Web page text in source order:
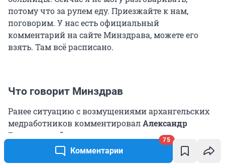
Комментарии
75
потому что за рулем еду. Приезжайте к нам,
поговорим. У нас есть официальный
комментарий на сайте Минздрава, можете его
взять. Там всё расписано.
Что говорит Минздрав
Ранее ситуацию с возмущениями архангельских
медработников комментировалАлександр
Герштанский, министр здравоохранения
Архангельской области.